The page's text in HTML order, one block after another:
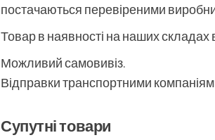
постачаються перевіреними
Товар в наявності на наших складах в
Можливий самовивіз.
Відправки транспортними
Супутні товари